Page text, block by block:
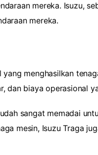
mereka. Isuzu,
mereka.
menghasilkan
dan biaya operasional
sangat memadai
mesin, Isuzu Traga